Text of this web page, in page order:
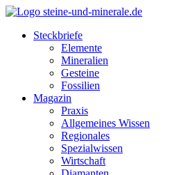
Steckbriefe
Elemente
Mineralien
Gesteine
Fossilien
Magazin
Praxis
Allgemeines Wissen
Regionales
Spezialwissen
Wirtschaft